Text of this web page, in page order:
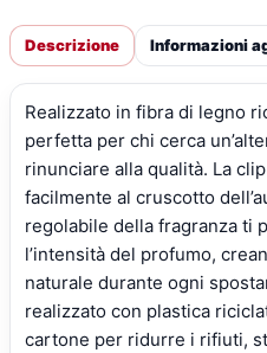
Descrizione Informazioni
Realizzato in fibra di legno
perfetta per chi cerca
rinunciare alla qualità. La
facilmente al cruscotto
regolabile della fragranza ti
l’intensità del profumo,
naturale durante ogni
realizzato con plastica
cartone per ridurre i rifiuti,